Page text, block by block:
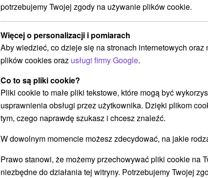
Chata situovaná v horskom
Tatier, v stredisku Krpáčovo,
ubytovanie,...
Krásna chata v
Lehota
Dolná Lehota
potrzebujemy Twojej zgody na używanie plików cookie.
Więcej o personalizacji i pomiarach
Aby wiedzieć, co dzieje się na stronach internetowych
plików cookies oraz usługi firmy Google.
Co to są pliki cookie?
Pliki cookie to małe pliki tekstowe, które mogą być
usprawnienia obsługi przez użytkownika. Dzięki plikom
tym, czego naprawdę szukasz i chcesz znaleźć.
W dowolnym momencie możesz zdecydować, na jakie
Prawo stanowi, że możemy przechowywać pliki cookie na
niezbędne do działania tej witryny. Potrzebujemy Twojej